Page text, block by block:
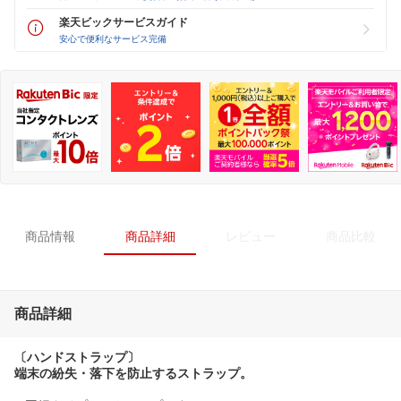
楽天ビックサービスガイド
安心で便利なサービス完備
商品情報 商品詳細
商品詳細
〔ハンドストラップ〕
端末の紛失・落下を防止するストラップ。